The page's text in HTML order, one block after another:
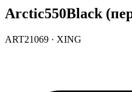
Arctic550Black
ART21069 · XING